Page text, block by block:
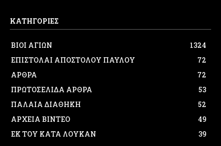
ΚΑΤΗΓΟΡΙΕΣ
ΒΙΟΙ ΑΓΙΩΝ
1324
ΕΠΙΣΤΟΛΑΙ ΑΠΟΣΤΟΛΟΥ ΠΑΥΛΟΥ
72
ΑΡΘΡΑ
72
ΠΡΩΤΟΣΕΛΙΔΑ ΑΡΘΡΑ
53
ΠΑΛΑΙΑ ΔΙΑΘΗΚΗ
52
ΑΡΧΕΙΑ ΒΙΝΤΕΟ
49
ΕΚ ΤΟΥ ΚΑΤΑ ΛΟΥΚΑΝ
39